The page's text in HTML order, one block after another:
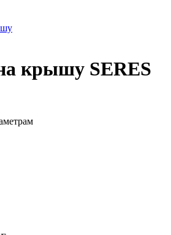
крышу SERES